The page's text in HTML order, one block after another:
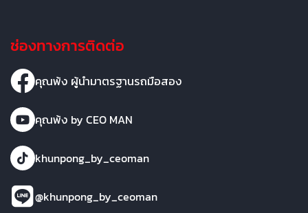
ช่องทางการติดต่อ
คุณพ้ง ผู้นำมาตรฐานรถมือสอง
คุณพ้ง by CEO MAN
khunpong_by_ceoman
@khunpong_by_ceoman